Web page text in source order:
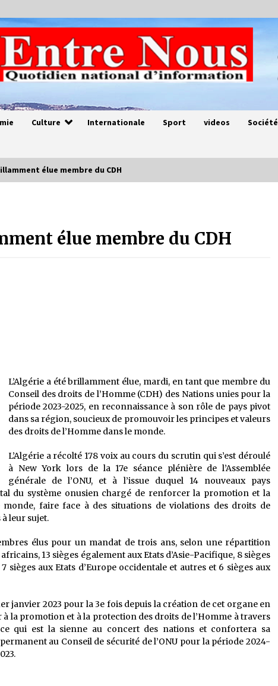
Culture Internationale Sport videos Société
contes et à quoi servent-ils?
5 ans ago
élue membre du CDH
élue membre du CDH
L’Algérie a été brillamment élue, mardi, en tant que membre du
Conseil des droits de l’Homme (CDH) des Nations unies pour la
période 2023-2025, en reconnaissance à son rôle de pays pivot
dans sa région, soucieux de promouvoir les principes et valeurs
des droits de l’Homme dans le monde.
L’Algérie a récolté 178 voix au cours du scrutin qui s’est déroulé
à New York lors de la 17e séance plénière de l’Assemblée
générale de l’ONU, et à l’issue duquel 14 nouveaux pays
du système onusien chargé de renforcer la promotion et la
faire face à des situations de violations des droits de
leur sujet.
élus pour un mandat de trois ans, selon une répartition
13 sièges également aux Etats d’Asie-Pacifique, 8 sièges
sièges aux Etats d’Europe occidentale et autres et 6 sièges aux
janvier 2023 pour la 3e fois depuis la création de cet organe en
la promotion et à la protection des droits de l’Homme à travers
qui est la sienne au concert des nations et confortera sa
au Conseil de sécurité de l’ONU pour la période 2024-